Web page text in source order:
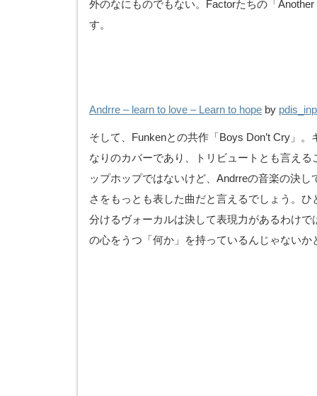
外のなにものでもない。Factorたちの「
す。
Andrre – learn to love – Learn to hope by
そして、Funkenとの共作「Boys Don’t Cry」
なりのカバーであり、トリビュートとも言え
ップホップではないけど、Andrreの音楽の決し
さをもっとも表した曲だと言えるでしょう。
分けるヴォーカルは決して表現力があるわけで
の心をうつ「何か」を持っているんじゃないか